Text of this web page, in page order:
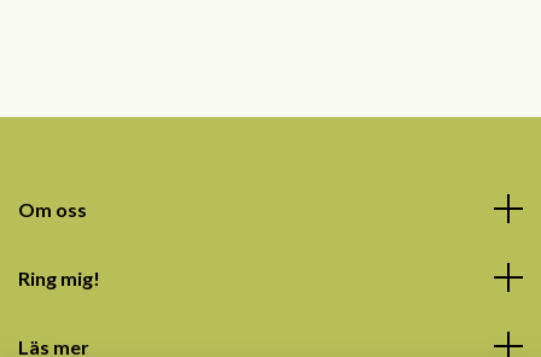
Om oss
Ring mig!
Läs mer